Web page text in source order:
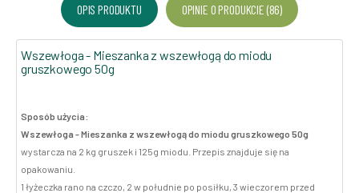
OPIS PRODUKTU OPINIE O PRODUKCIE (86)
Wszewłoga - Mieszanka z wszewłogą do miodu
gruszkowego 50g
Sposób użycia:
Wszewłoga - Mieszanka z wszewłogą do miodu gruszkowego 50g
wystarcza na 2 kg gruszek i 125g miodu. Przepis znajduje się na
opakowaniu.
1 łyżeczka rano na czczo, 2 w południe po posiłku, 3 wieczorem przed